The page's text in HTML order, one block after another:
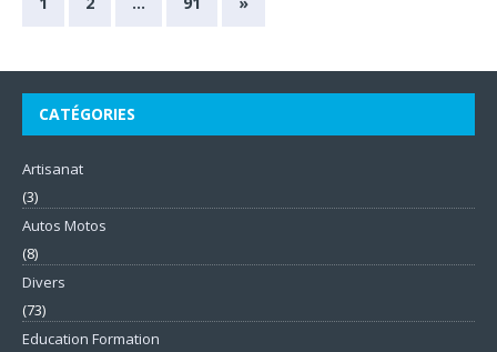
CATÉGORIES
Artisanat
(3)
Autos Motos
(8)
Divers
(73)
Education Formation